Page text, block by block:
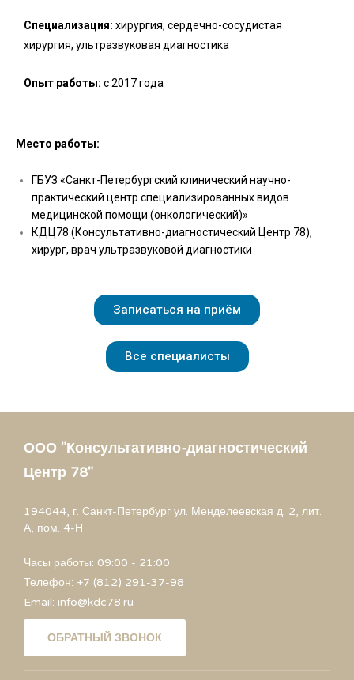
Специализация: хирургия, сердечно-сосудистая
хирургия, ультразвуковая диагностика
Опыт работы: с 2017 года
Место работы:
ГБУЗ «Санкт-Петербургский клинический научно-
практический центр специализированных видов
медицинской помощи (онкологический)»
КДЦ78 (Консультативно-диагностический Центр 78),
хирург, врач ультразвуковой диагностики
Записаться на приём
Все специалисты
ООО "Консультативно-диагностический
Центр 78"
194044, г. Санкт-Петербург ул. Менделеевская д. 2, лит.
А, пом. 4-Н
Часы работы: 09:00 - 21:00
Телефон: +7 (812) 291-37-98
Email: info@kdc78.ru
ОБРАТНЫЙ ЗВОНОК